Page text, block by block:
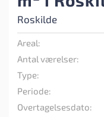
Roskilde
Areal:
Antal værelser:
Type:
Periode:
Overtagelsesdato: